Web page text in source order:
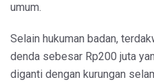
umum.
Selain hukuman badan,
denda sebesar Rp200 juta
diganti dengan kurungan